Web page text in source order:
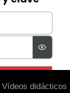
Vídeos didácticos